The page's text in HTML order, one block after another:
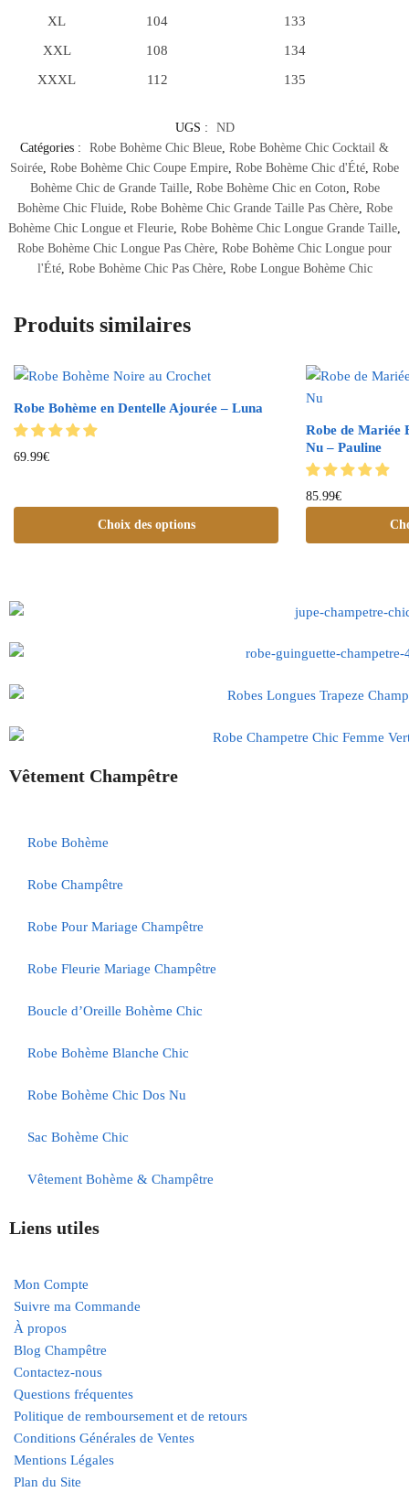
XL
104
133
XXL
108
134
XXXL
112 135
UGS :
ND
Catégories :
Robe Bohème Chic Bleue, Robe Bohème Chic Cocktail &
Soirée, Robe Bohème Chic Coupe Empire, Robe Bohème Chic d'Été, Robe
Bohème Chic de Grande Taille, Robe Bohème Chic en Coton, Robe
Bohème Chic Fluide, Robe Bohème Chic Grande Taille Pas Chère, Robe
Bohème Chic Longue et Fleurie, Robe Bohème Chic Longue Grande Taille,
Robe Bohème Chic Longue Pas Chère, Robe Bohème Chic Longue pour
l'Été, Robe Bohème Chic Pas Chère, Robe Longue Bohème Chic
Produits similaires
Robe Bohème en Dentelle Ajourée – Luna
69.99€
Choix des options
Robe de Mariée
Nu – Pauline
85.99€
Vêtement Champêtre
Robe Bohème
Robe Champêtre
Robe Pour Mariage Champêtre
Robe Fleurie Mariage Champêtre
Boucle d’Oreille Bohème Chic
Robe Bohème Blanche Chic
Robe Bohème Chic Dos Nu
Sac Bohème Chic
Vêtement Bohème & Champêtre
Liens utiles
Mon Compte
Suivre ma Commande
À propos
Blog Champêtre
Contactez-nous
Questions fréquentes
Politique de remboursement et de retours
Conditions Générales de Ventes
Mentions Légales
Plan du Site